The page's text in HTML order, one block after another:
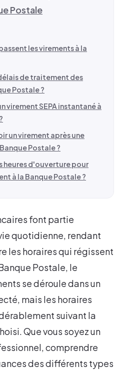
Postale
les virements à la
de traitement des
Postale ?
virement SEPA instantané à
un virement après une
Postale ?
heures d'ouverture pour
à la Banque Postale ?
font partie
quotidienne, rendant
les horaires qui régissent
Postale, le
se déroule dans un
mais les horaires
suivant la
Que vous soyez un
comprendre
des différents types